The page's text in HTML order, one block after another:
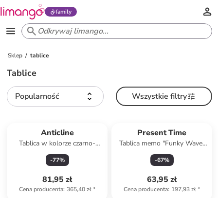
family
Sklep tablice
Tablice
Popularność Wszystkie filtry
Anticline
Tablica w kolorze czarno-
jasnobrązowym - 52 x 78 cm
-77%
81,95 zł
Cena producenta: 365,40 zł*
Present Time
Tablica memo "Funky Wave"
w kolorze żółtym - Ø 51 cm
-67%
63,95 zł
Cena producenta: 197,93 zł*